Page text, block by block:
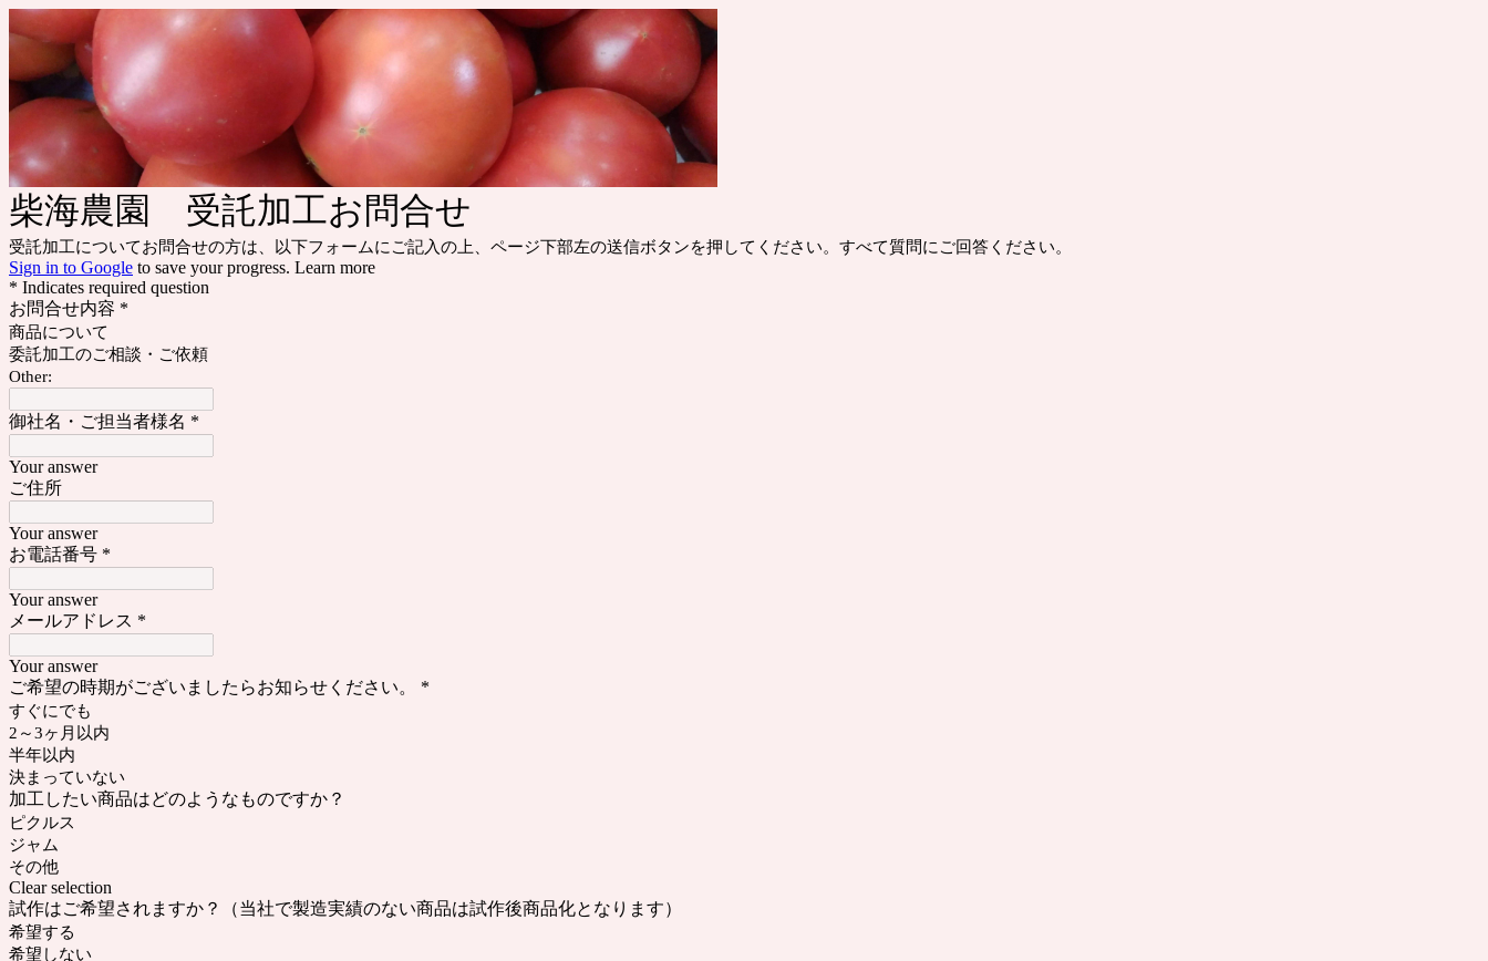
柴海農園 受託加工お問合せ
受託加工についてお問合せの方は、以下フォームにご記入の上、ページ下部左の送信ボタンを押してください。すべて質問にご回答ください。
Sign in to Google to save your progress. Learn more
* Indicates required question
お問合せ内容 *
商品について
委託加工のご相談・ご依頼
Other:
御社名・ご担当者様名 *
Your answer
ご住所
Your answer
お電話番号 *
Your answer
メールアドレス *
Your answer
ご希望の時期がございましたらお知らせください。 *
すぐにでも
2～3ヶ月以内
半年以内
決まっていない
加工したい商品はどのようなものですか？
ピクルス
ジャム
その他
Clear selection
試作はご希望されますか？（当社で製造実績のない商品は試作後商品化となります）
希望する
希望しない